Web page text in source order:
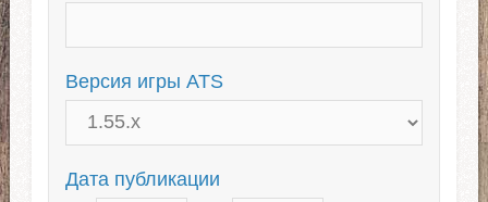
Версия игры ATS
Дата публикации